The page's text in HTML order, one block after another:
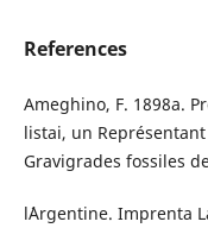
References
Ameghino, F. 1898a.
listai, un
Gravigrades fossiles
l´Argentine. Imprenta